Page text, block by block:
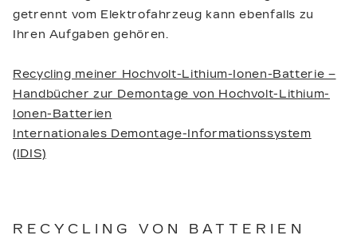
getrennt vom Elektrofahrzeug kann ebenfalls zu
Ihren Aufgaben gehören.
Recycling meiner Hochvolt-Lithium-Ionen-Batterie –
Handbücher zur Demontage von Hochvolt-Lithium-
Ionen-Batterien
Internationales Demontage-Informationssystem
(IDIS)
RECYCLING VON BATTERIEN